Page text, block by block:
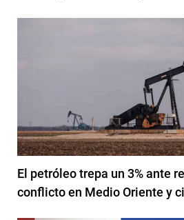
El petróleo trepa un 3% ante
conflicto en Medio Oriente y